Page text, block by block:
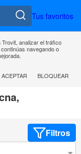
Tus favoritos
analizar el tráfico
navegando o
ACEPTAR
BLOQUEAR
Filtros